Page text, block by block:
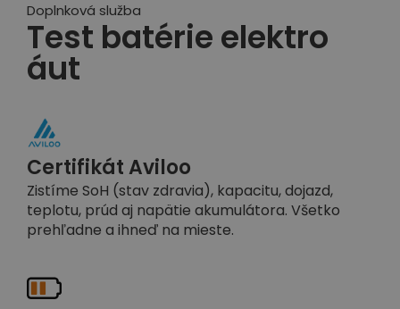
Doplnková služba
Test batérie elektro
áut
Certifikát Aviloo
Zistíme SoH (stav zdravia), kapacitu, dojazd,
teplotu, prúd aj napätie akumulátora. Všetko
prehľadne a ihneď na mieste.